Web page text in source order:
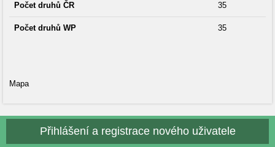
Počet druhů ČR 35
Počet druhů WP 35
Mapa
Přihlášení a registrace nového uživatele